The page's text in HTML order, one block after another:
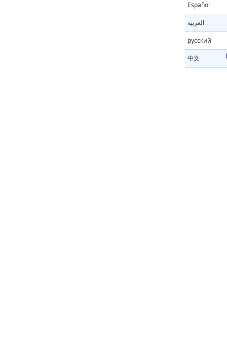
Español
العربية
русский
中文